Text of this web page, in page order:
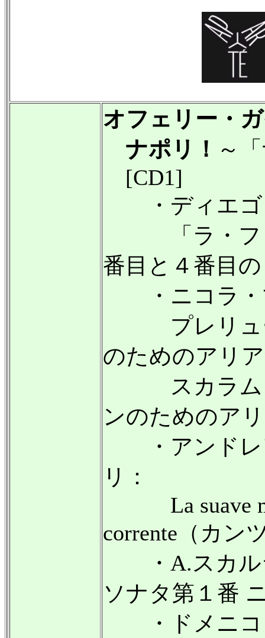
オフェリー・
ナポリ！ ～
[CD1]
・ディエゴ
「ラ・フォ
番目と４番目
・ニコラ・
プレリュー
のためのアリ
スカラムッ
ンのためのア
・アンドレ
リ：
La suave
corrente（カン
・A.スカル
ソナタ第１番
・ドメニコ